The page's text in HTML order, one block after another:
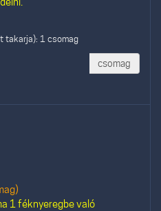
takarja): 1 csomag
csomag
1 féknyeregbe való